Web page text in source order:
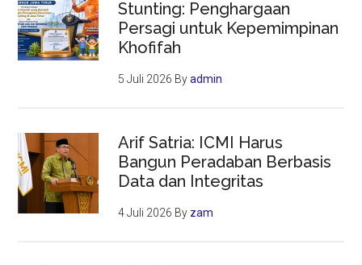
Stunting: Penghargaan
Persagi untuk Kepemimpinan
Khofifah
5 Juli 2026 Byadmin
Arif Satria: ICMI Harus
Bangun Peradaban Berbasis
Data dan Integritas
4 Juli 2026 By zam